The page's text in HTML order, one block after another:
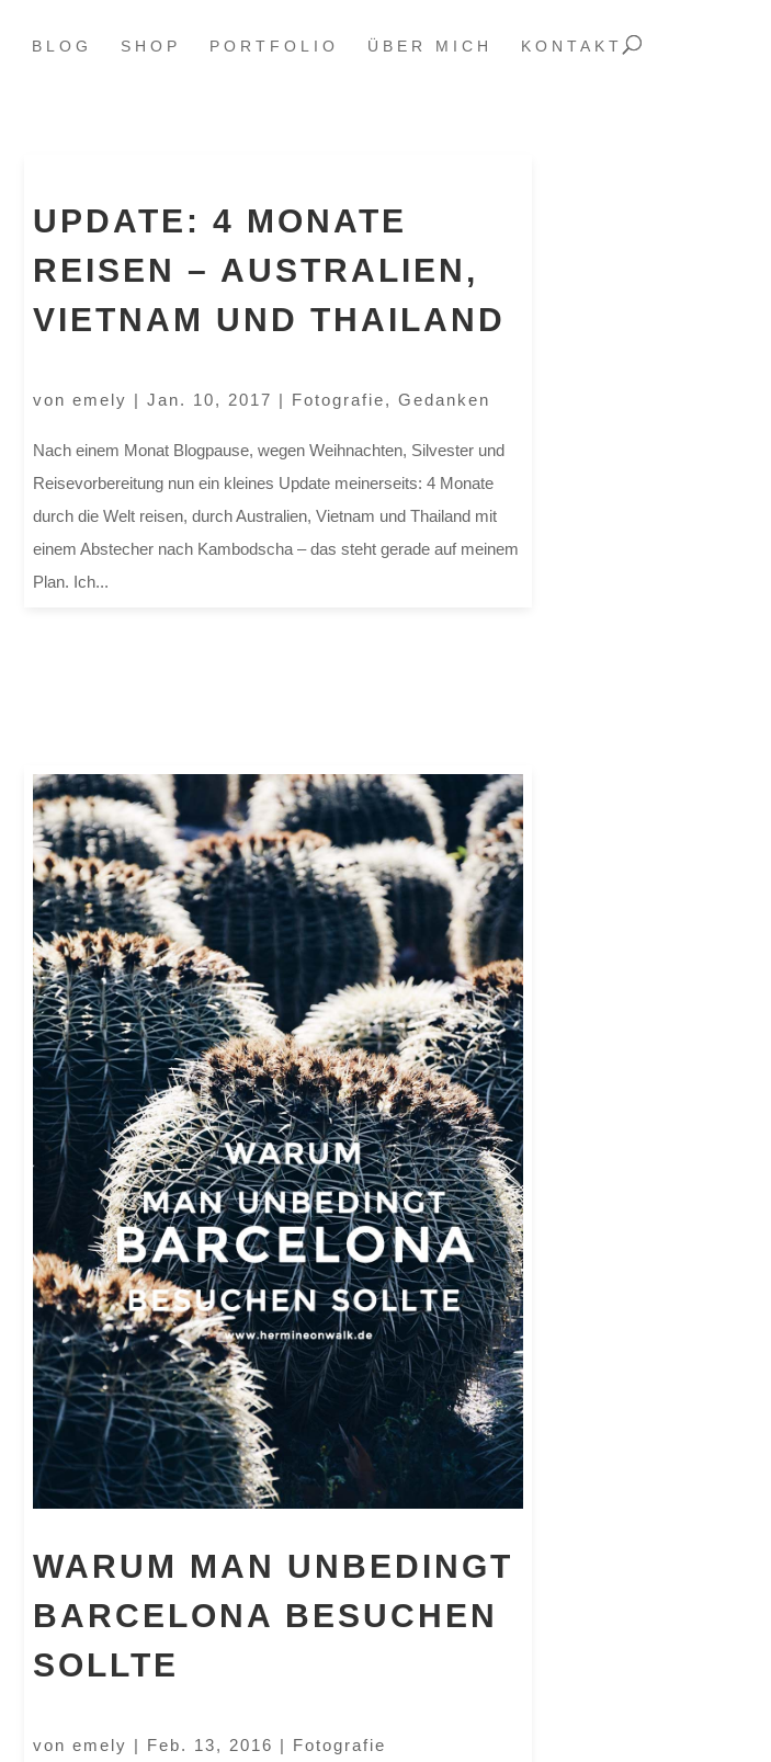
BLOG SHOP PORTFOLIO ÜBER MICH KONTAKT
UPDATE: 4 MONATE
REISEN – AUSTRALIEN,
VIETNAM UND THAILAND
vonemely |Jan. 10, 2017 | Fotografie,Gedanken
Nach einem Monat Blogpause, wegen Weihnachten, Silvester und
Reisevorbereitung nun ein kleines Update meinerseits: 4 Monate
durch die Welt reisen, durch Australien, Vietnam und Thailand mit
einem Abstecher nach Kambodscha – das steht gerade auf meinem
Plan. Ich...
WARUM MAN UNBEDINGT
BARCELONA BESUCHEN
SOLLTE
vonemely | Feb. 13, 2016 | Fotografie